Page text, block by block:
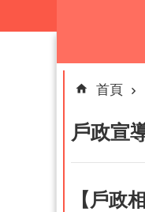
首頁
戶政宣
【戶政